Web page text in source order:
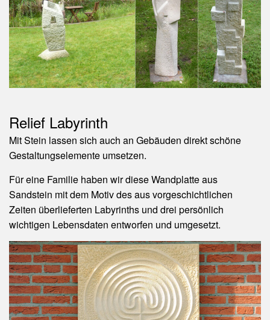
Relief Labyrinth
Mit Stein lassen sich auch an Gebäuden direkt schöne
Gestaltungselemente umsetzen.
Für eine Familie haben wir diese Wandplatte aus
Sandstein mit dem Motiv des aus vorgeschichtlichen
Zeiten überlieferten Labyrinths und drei persönlich
wichtigen Lebensdaten entworfen und umgesetzt.